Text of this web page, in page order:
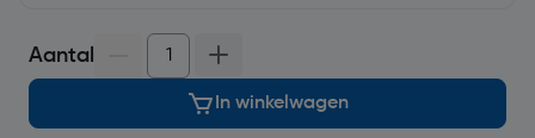
Aantal
In winkelwagen